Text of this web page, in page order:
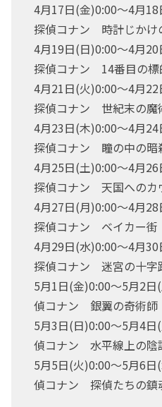
4月17日(金)0:00～4月
探偵コナン 時計じかけ
4月19日(日)0:00～4月
探偵コナン 14番目の標
4月21日(火)0:00～4月
探偵コナン 世紀末の魔
4月23日(木)0:00～4月
探偵コナン 瞳の中の暗
4月25日(土)0:00～4月
探偵コナン 天国へのカ
4月27日(月)0:00～4月
探偵コナン ベイカー街
4月29日(水)0:00～4月
探偵コナン 迷宮の十字
5月1日(金)0:00～5月2
偵コナン 銀翼の奇術師
5月3日(日)0:00～5月4
偵コナン 水平線上の陰
5月5日(火)0:00～5月6
偵コナン 探偵たちの鎮